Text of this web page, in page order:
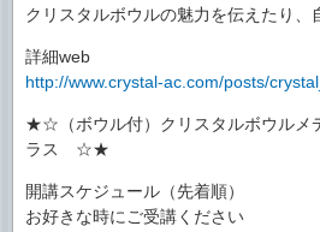
クリスタルボウルの魅力を伝えたり、
詳細web
http://www.crystal-ac.com/posts/
★☆（ボウル付）クリスタルボウルメ
ラス ☆★
開講スケジュール（先着順）
お好きな時にご受講ください